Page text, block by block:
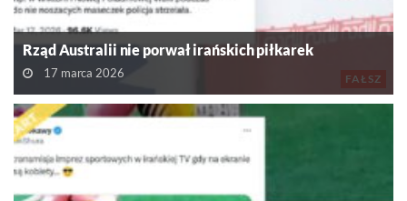
FAŁSZ
Rząd Australii nie porwał irańskich piłkarek
17 marca 2026